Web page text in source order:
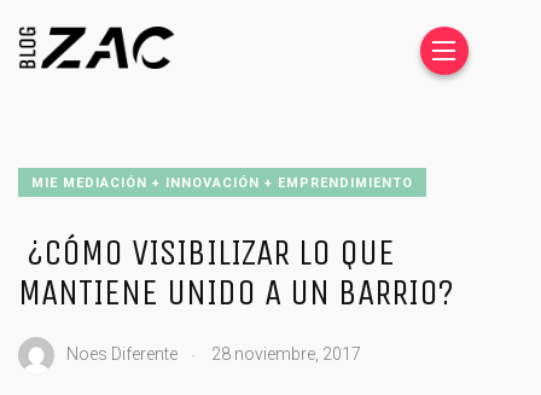
MIE MEDIACIÓN + INNOVACIÓN + EMPRENDIMIENTO
¿CÓMO VISIBILIZAR LO QUE
MANTIENE UNIDO A UN BARRIO?
Noes Diferente 28 noviembre, 2017